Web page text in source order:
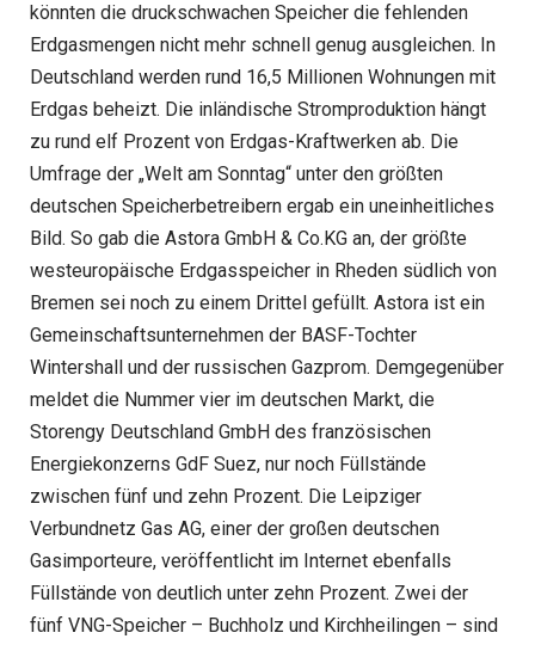
könnten die druckschwachen Speicher die fehlenden
Erdgasmengen nicht mehr schnell genug ausgleichen. In
Deutschland werden rund 16,5 Millionen Wohnungen mit
Erdgas beheizt. Die inländische Stromproduktion hängt
zu rund elf Prozent von Erdgas-Kraftwerken ab. Die
Umfrage der „Welt am Sonntag“ unter den größten
deutschen Speicherbetreibern ergab ein uneinheitliches
Bild. So gab die Astora GmbH & Co.KG an, der größte
westeuropäische Erdgasspeicher in Rheden südlich von
Bremen sei noch zu einem Drittel gefüllt. Astora ist ein
Gemeinschaftsunternehmen der BASF-Tochter
Wintershall und der russischen Gazprom. Demgegenüber
meldet die Nummer vier im deutschen Markt, die
Storengy Deutschland GmbH des französischen
Energiekonzerns GdF Suez, nur noch Füllstände
zwischen fünf und zehn Prozent. Die Leipziger
Verbundnetz Gas AG, einer der großen deutschen
Gasimporteure, veröffentlicht im Internet ebenfalls
Füllstände von deutlich unter zehn Prozent. Zwei der
fünf VNG-Speicher – Buchholz und Kirchheilingen – sind